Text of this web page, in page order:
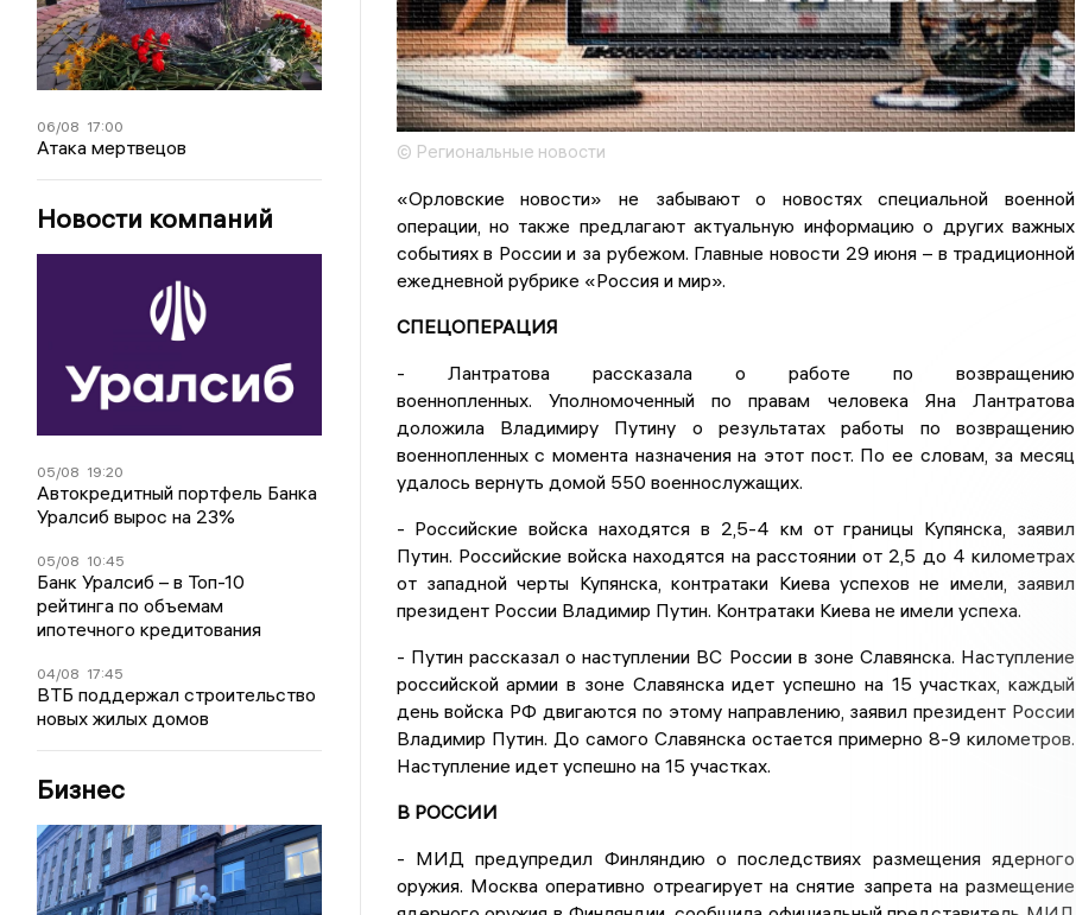
06/08 17:00
Атака мертвецов
Новости компаний
05/08 19:20
Автокредитный портфель Банка
Уралсиб вырос на 23%
05/08 10:45
Банк Уралсиб – в Топ-10
рейтинга по объемам
ипотечного кредитования
04/08 17:45
ВТБ поддержал строительство
новых жилых домов
Бизнес
© Региональные новости
«Орловские новости» не забывают о новостях специальной военной
операции, но также предлагают актуальную информацию о других важных
событиях в России и за рубежом. Главные новости 29 июня – в традиционной
ежедневной рубрике «Россия и мир».
СПЕЦОПЕРАЦИЯ
- Лантратова рассказала о работе по возвращению
военнопленных. Уполномоченный по правам человека Яна Лантратова
доложила Владимиру Путину о результатах работы по возвращению
военнопленных с момента назначения на этот пост. По ее словам, за месяц
удалось вернуть домой 550 военнослужащих.
- Российские войска находятся в 2,5-4 км от границы Купянска, заявил
Путин. Российские войска находятся на расстоянии от 2,5 до 4 километрах
от западной черты Купянска, контратаки Киева успехов не имели, заявил
президент России Владимир Путин. Контратаки Киева не имели успеха.
- Путин рассказал о наступлении ВС России в зоне Славянска. Наступление
российской армии в зоне Славянска идет успешно на 15 участках, каждый
день войска РФ двигаются по этому направлению, заявил президент России
Владимир Путин. До самого Славянска остается примерно 8-9 километров.
Наступление идет успешно на 15 участках.
В РОССИИ
- МИД предупредил Финляндию о последствиях размещения ядерного
оружия. Москва оперативно отреагирует на снятие запрета на размещение